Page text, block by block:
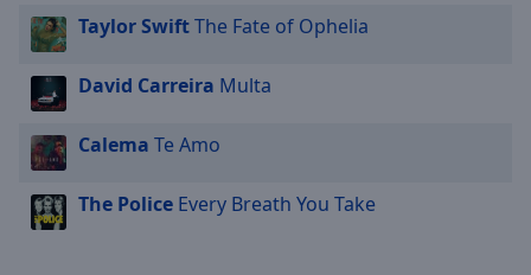
Taylor SwiftThe Fate of Ophelia
David Carreira Multa
Calema Te Amo
The Police Every Breath You Take